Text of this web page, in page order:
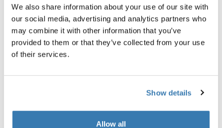
We also share information about your use of our site with
our social media, advertising and analytics partners who
may combine it with other information that you’ve
provided to them or that they’ve collected from your use
of their services.
Show details
Allow all